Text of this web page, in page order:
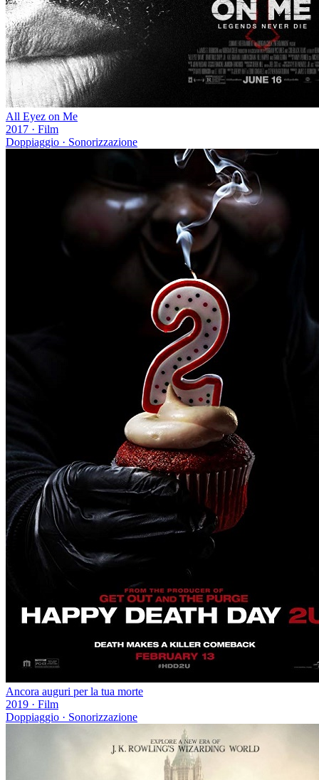
All Eyez on Me
2017 · Film
Doppiaggio · Sonorizzazione
Ancora auguri per la tua morte
2019 · Film
Doppiaggio · Sonorizzazione